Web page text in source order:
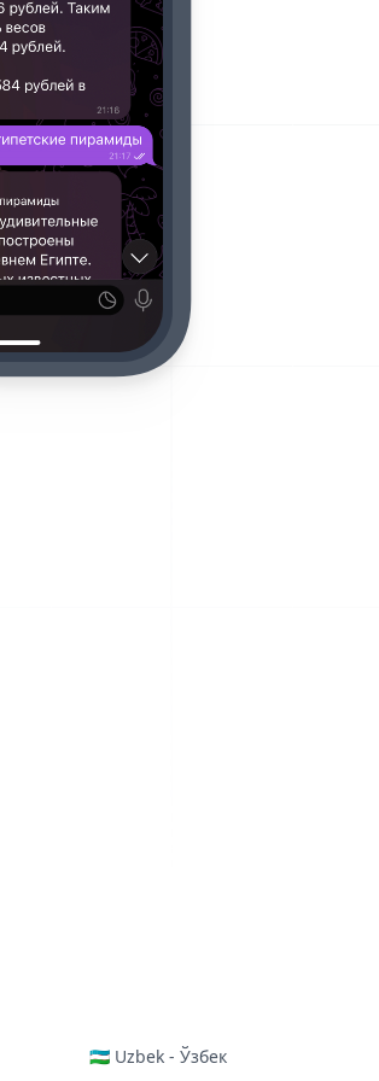
🇺🇿 Uzbek - Ўзбек